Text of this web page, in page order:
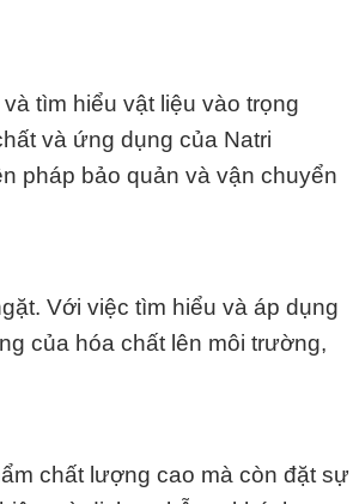
tìm hiểu vật liệu vào trọng
và ứng dụng của Natri
pháp bảo quản và vận chuyển
Với việc tìm hiểu và áp dụng
của hóa chất lên môi trường,
chất lượng cao mà còn đặt sự